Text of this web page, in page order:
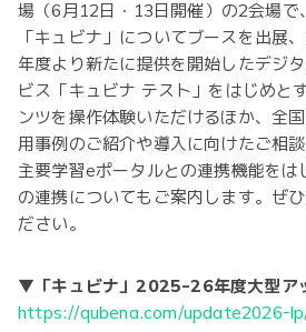
場（6月12日・13日開催）の2会場で
「キュビナ」についてブースを出展
年度より新たに提供を開始したデジ
ビス「キュビナ テスト」をはじめと
ンツを操作体験いただけるほか、全
用事例のご紹介や導入に向けたご相
主要学習eポータルとの連携機能をは
の連携についてもご案内します。ぜ
ださい。
▼「キュビナ」2025-26年度大型ア
https://qubena.com/update2026-